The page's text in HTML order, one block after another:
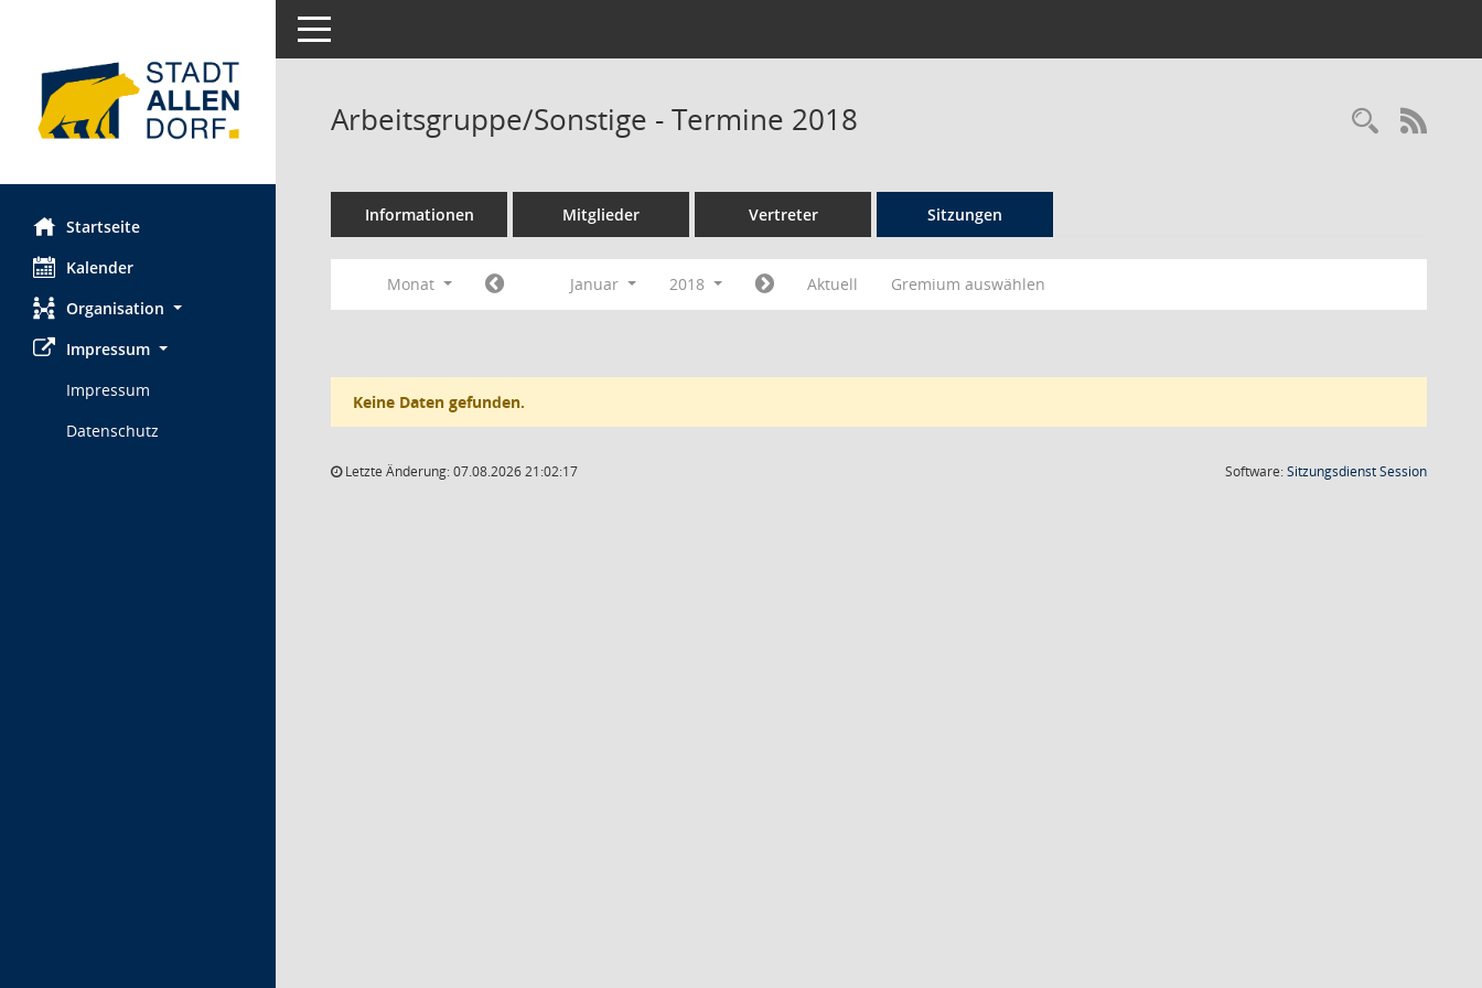
Startseite
Kalender
Organisation
Impressum
Impressum
Datenschutz
Toggle navigation
Arbeitsgruppe/Sonstige - Termine 2018
Informationen Mitglieder Vertreter Sitzungen
Monat Januar 2018 Aktuell Gremium auswählen
Keine Daten gefunden.
Letzte Änderung: 07.08.2026 21:02:17 Software:SitzungsdienstSession(Wird in